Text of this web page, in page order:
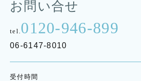
お問い合せ
tel. 0120-946-899
06-6147-8010
受付時間